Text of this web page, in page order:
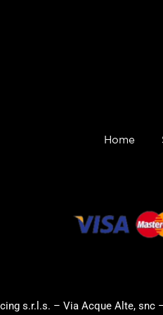
Home
s.r.l.s. – Via Acque Alte, snc